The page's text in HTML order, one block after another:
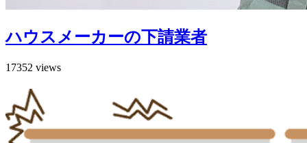
ハウスメーカーの下請業者
17352 views